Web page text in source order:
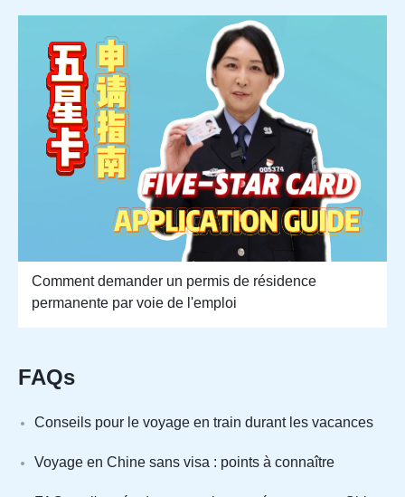
Comment demander un permis de résidence
permanente par voie de l'emploi
FAQs
Conseils pour le voyage en train durant les vacances
Voyage en Chine sans visa : points à connaître